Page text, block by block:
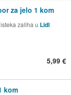
za jelo 1 kom
zaliha u Lidl
5,99 €
kom